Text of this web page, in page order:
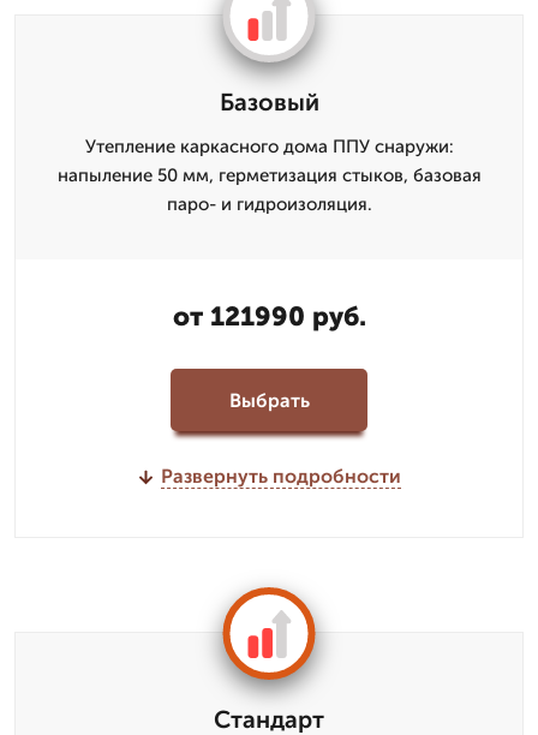
Базовый
Утепление каркасного дома ППУ снаружи:
напыление 50 мм, герметизация стыков, базовая
паро- и гидроизоляция.
от 121990 руб.
Выбрать
Развернуть подробности
Стандарт